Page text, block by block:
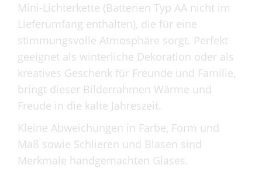
Mini-Lichterkette (Batterien Typ AA nicht im
Lieferumfang enthalten), die für eine
stimmungsvolle Atmosphäre sorgt. Perfekt
geeignet als winterliche Dekoration oder als
kreatives Geschenk für Freunde und Familie,
bringt dieser Bilderrahmen Wärme und
Freude in die kalte Jahreszeit.
Kleine Abweichungen in Farbe, Form und
Maß sowie Schlieren und Blasen sind
Merkmale handgemachten Glases.